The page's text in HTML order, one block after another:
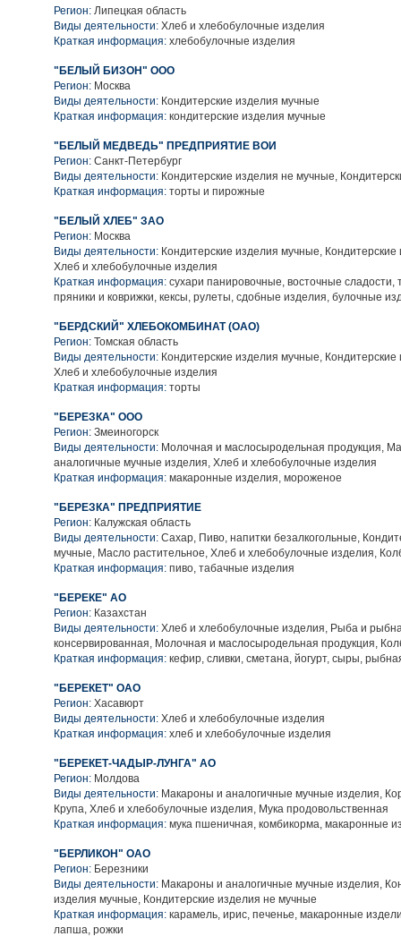
Регион: Липецкая область
Виды деятельности: Хлеб и хлебобулочные изделия
Краткая информация: хлебобулочные изделия
"БЕЛЫЙ БИЗОН" ООО
Регион: Москва
Виды деятельности: Кондитерские изделия мучные
Краткая информация: кондитерские изделия мучные
"БЕЛЫЙ МЕДВЕДЬ" ПРЕДПРИЯТИЕ ВОИ
Регион: Санкт-Петербург
Виды деятельности: Кондитерские изделия не мучные,
Краткая информация: торты и пирожные
"БЕЛЫЙ ХЛЕБ" ЗАО
Регион: Москва
Виды деятельности: Кондитерские изделия мучные,
Хлеб и хлебобулочные изделия
Краткая информация: сухари панировочные, восточные
пряники и коврижки, кексы, рулеты, сдобные изделия, булочные
"БЕРДСКИЙ" ХЛЕБОКОМБИНАТ (ОАО)
Регион: Томская область
Виды деятельности: Кондитерские изделия мучные,
Хлеб и хлебобулочные изделия
Краткая информация: торты
"БЕРЕЗКА" ООО
Регион: Змеиногорск
Виды деятельности: Молочная и маслосыродельная продукция,
аналогичные мучные изделия, Хлеб и хлебобулочные изделия
Краткая информация: макаронные изделия, мороженое
"БЕРЕЗКА" ПРЕДПРИЯТИЕ
Регион: Калужская область
Виды деятельности: Сахар, Пиво, напитки безалкогольные,
мучные, Масло растительное, Хлеб и хлебобулочные изделия,
Краткая информация: пиво, табачные изделия
"БЕРЕКЕ" АО
Регион: Казахстан
Виды деятельности: Хлеб и хлебобулочные изделия, Рыба и
консервированная, Молочная и маслосыродельная продукция,
Краткая информация: кефир, сливки, сметана, йогурт, сыры,
"БЕРЕКЕТ" ОАО
Регион: Хасавюрт
Виды деятельности: Хлеб и хлебобулочные изделия
Краткая информация: хлеб и хлебобулочные изделия
"БЕРЕКЕТ-ЧАДЫР-ЛУНГА" АО
Регион: Молдова
Виды деятельности: Макароны и аналогичные мучные изделия,
Крупа, Хлеб и хлебобулочные изделия, Мука продовольственная
Краткая информация: мука пшеничная, комбикорма, макаронные
"БЕРЛИКОН" ОАО
Регион: Березники
Виды деятельности: Макароны и аналогичные мучные изделия,
изделия мучные, Кондитерские изделия не мучные
Краткая информация: карамель, ирис, печенье, макаронные
лапша, рожки